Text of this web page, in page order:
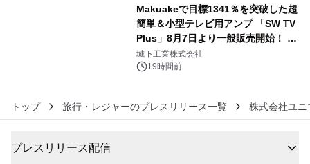
Makuakeで目標1341％を突破した超
簡単＆小型テレビ用アンプ 「SW TV
Plus」8月7日より一般販売開始！ ケ
ーブル1本つなぐだけ、テレビの音が
ぐっと豊かに
城下工業株式会社
19時間前
トップ 旅行・レジャーのプレスリリース一覧 株式会社ユ
プレスリリース配信